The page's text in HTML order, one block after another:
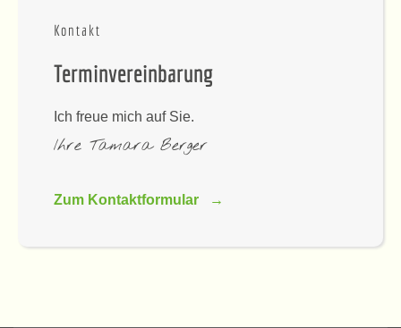
Kontakt
Terminvereinbarung
Ich freue mich auf Sie.
Ihre Tamara Berger
Zum Kontaktformular →